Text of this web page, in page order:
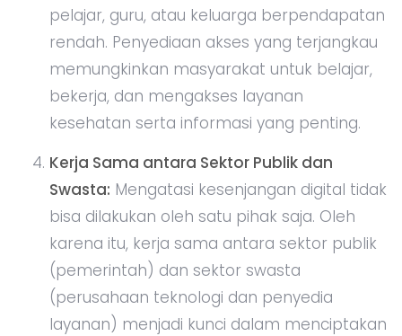
pelajar, guru, atau keluarga berpendapatan
rendah. Penyediaan akses yang terjangkau
memungkinkan masyarakat untuk belajar,
bekerja, dan mengakses layanan
kesehatan serta informasi yang penting.
Kerja Sama antara Sektor Publik dan
Swasta: Mengatasi kesenjangan digital tidak
bisa dilakukan oleh satu pihak saja. Oleh
karena itu, kerja sama antara sektor publik
(pemerintah) dan sektor swasta
(perusahaan teknologi dan penyedia
layanan) menjadi kunci dalam menciptakan